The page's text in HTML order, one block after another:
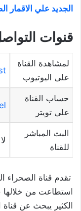
الجديد علي الاقمار
قنوات
لمشاهدة القناة
على اليوتيوب
حساب القناة
على تويتر
البث المباشر
للقناة
تقدم قناة الصحراء
استطاعت من خلالها
الكثير يبحث عن